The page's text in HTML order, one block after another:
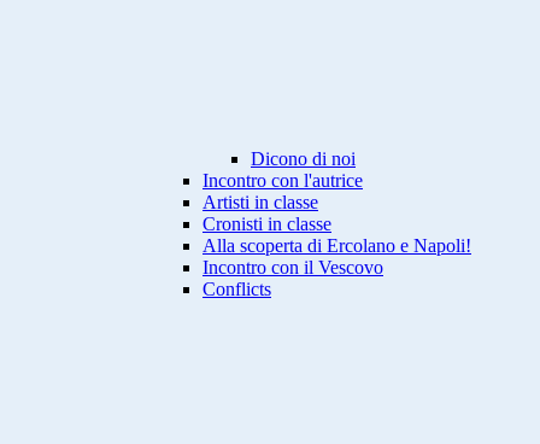
Dicono di noi
Incontro con l'autrice
Artisti in classe
Cronisti in classe
Alla scoperta di Ercolano e Napoli!
Incontro con il Vescovo
Conflicts